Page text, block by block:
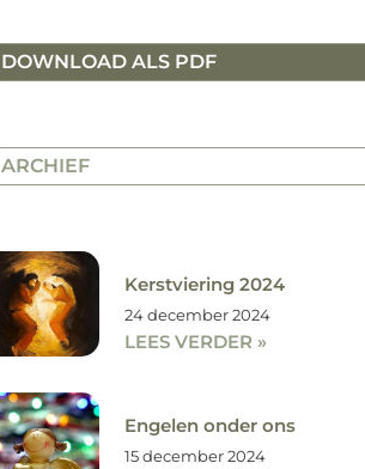
DOWNLOAD ALS PDF
ARCHIEF
Kerstviering 2024
24 december 2024
LEES VERDER »
Engelen onder ons
15 december 2024